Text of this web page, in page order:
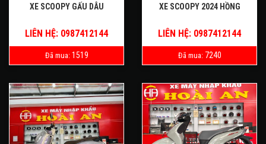
XE SCOOPY GẤU DÂU
LIÊN HỆ: 0987412144
Đã mua: 1519
XE SCOOPY 2024 HỒNG
LIÊN HỆ: 0987412144
Đã mua: 7240